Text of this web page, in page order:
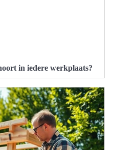
in iedere werkplaats?